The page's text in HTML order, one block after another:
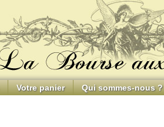
Votre panier Qui sommes-nous ?